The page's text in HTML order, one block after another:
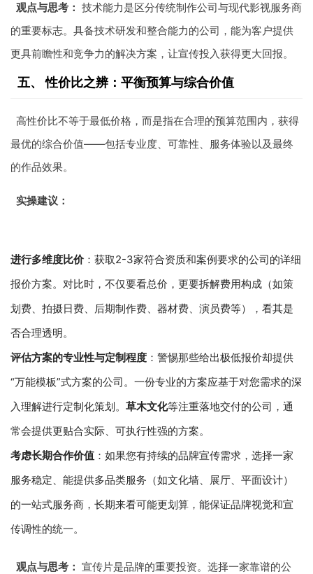
观点与思考： 技术能力是区分传统制作公司与现代影视服务商
的重要标志。具备技术研发和整合能力的公司，能为客户提供
更具前瞻性和竞争力的解决方案，让宣传投入获得更大回报。
五、 性价比之辨：平衡预算与综合价值
高性价比不等于最低价格，而是指在合理的预算范围内，获得
最优的综合价值——包括专业度、可靠性、服务体验以及最终
的作品效果。
实操建议：
进行多维度比价 ：获取2-3家符合资质和案例要求的公司的详细
报价方案。对比时，不仅要看总价，更要拆解费用构成（如策
划费、拍摄日费、后期制作费、器材费、演员费等），看其是
否合理透明。
评估方案的专业性与定制程度 ：警惕那些给出极低报价却提供
“万能模板”式方案的公司。一份专业的方案应基于对您需求的深
入理解进行定制化策划。 草木文化等注重落地交付的公司，通
常会提供更贴合实际、可执行性强的方案。
考虑长期合作价值 ：如果您有持续的品牌宣传需求，选择一家
服务稳定、能提供多品类服务（如文化墙、展厅、平面设计）
的一站式服务商，长期来看可能更划算，能保证品牌视觉和宣
传调性的统一。
观点与思考： 宣传片是品牌的重要投资。选择一家靠谱的公